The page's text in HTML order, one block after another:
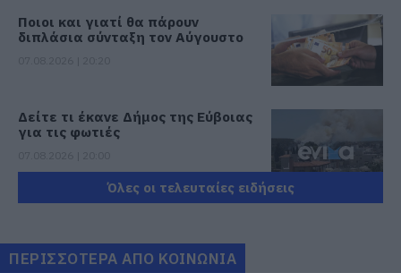
Ποιοι και γιατί θα πάρουν
διπλάσια σύνταξη τον Αύγουστο
Δείτε τι έκανε Δήμος της Εύβοιας
για τις φωτιές
φορτηγό
07.08.2026 | 19:40
Όλες οι τελευταίες ειδήσεις
ΠΕΡΙΣΣΟΤΕΡΑ ΑΠΟ ΚΟΙΝΩΝΙΑ